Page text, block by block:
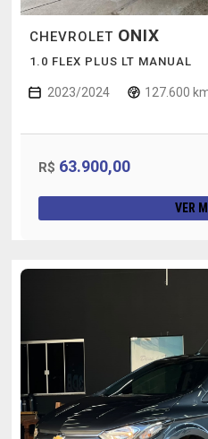
CHEVROLET ONIX
1.0 FLEX PLUS LT MANUAL
2023/2024 127.600
R$ 63.900,00
VER